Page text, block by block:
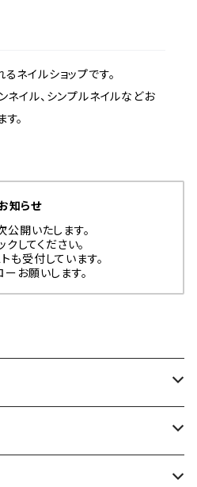
ネイルショップです。
ネイル、シンプルネイルなどお
。
知らせ
開いたします。
クしてください。
も受付しています。
お願いします。